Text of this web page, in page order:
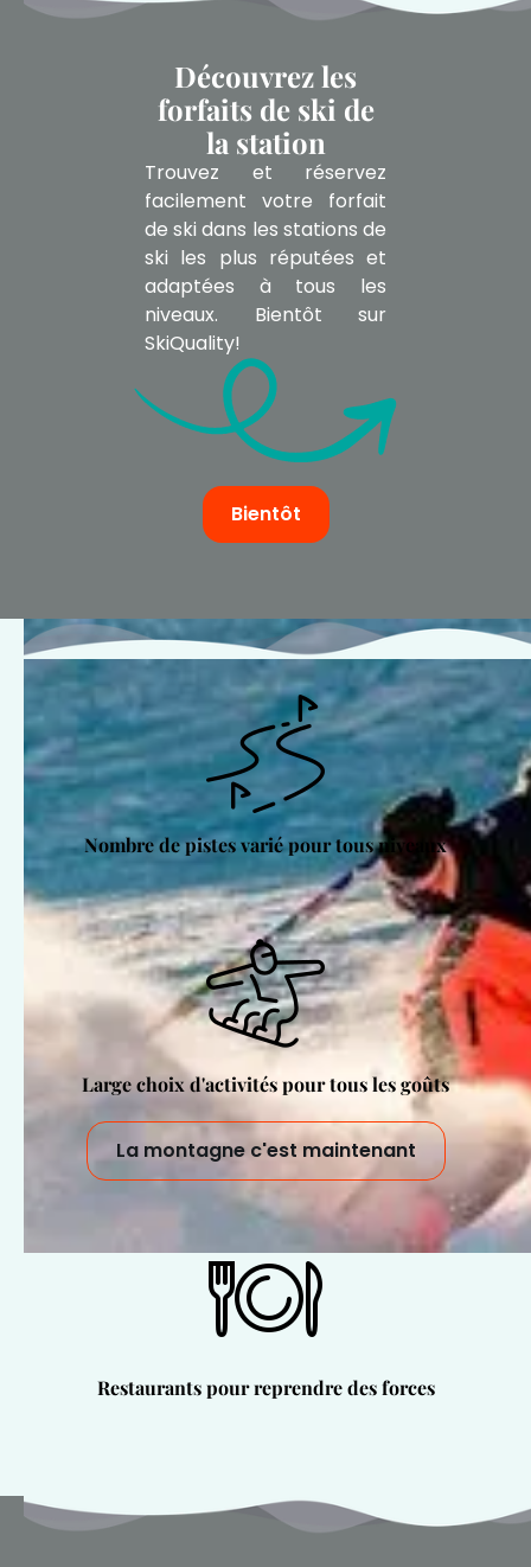
Découvrez les
forfaits de ski de
la station
Trouvez et réservez
facilement votre forfait
de ski dans les stations de
ski les plus réputées et
adaptées à tous les
niveaux. Bientôt sur
SkiQuality!
Bientôt
Nombre de pistes varié pour tous niveaux
Large choix d'activités pour tous les goûts
La montagne c'est maintenant
Restaurants pour reprendre des forces